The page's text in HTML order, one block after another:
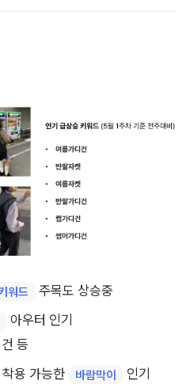
워드
주목도 상승중
아우터 인기
등
용 가능한
바람막이 인기